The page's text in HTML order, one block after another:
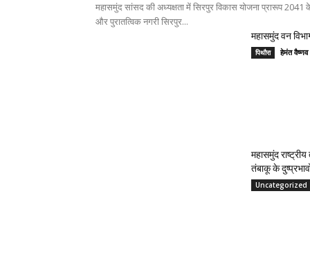
महासमुंद सांसद की अध्यक्षता में सिरपुर विकास योजना प्रारूप
और पुरातत्विक नगरी सिरपुर...
महासमुंद वन
पिथौरा हेमंत
महासमुंद
तंबाकू के
Uncategorized